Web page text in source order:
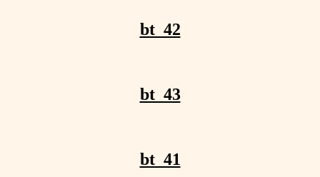
bt_42
bt_43
bt_41